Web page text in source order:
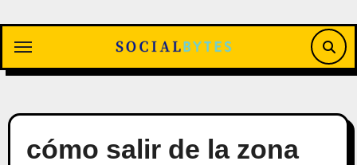
contenido
cómo salir de la zona